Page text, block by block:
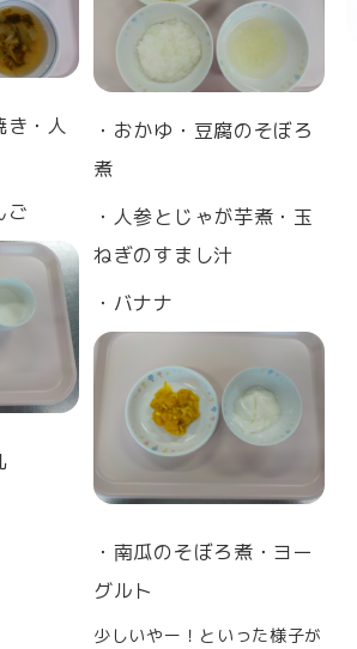
き・人
ご
・おかゆ・豆腐のそぼろ
煮
・人参とじゃが芋煮・玉
ねぎのすまし汁
・バナナ
・南瓜のそぼろ煮・ヨー
グルト
少しいやー！といった様子が